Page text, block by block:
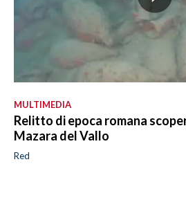
MULTIMEDIA
Relitto di epoca romana
Mazara del Vallo
Red